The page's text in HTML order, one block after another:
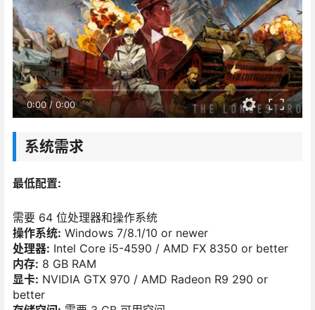
0:00/ 0:00
系统需求
最低配置:
需要 64 位处理器和操作系统
操作系统: Windows 7/8.1/10 or newer
处理器: Intel Core i5-4590 / AMD FX 8350 or better
内存: 8 GB RAM
显卡: NVIDIA GTX 970 / AMD Radeon R9 290 or
better